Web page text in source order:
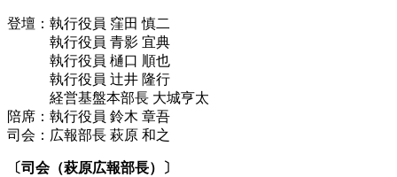
登壇：執行役員 窪田 慎二
執行役員 青影 宜典
執行役員 樋口 順也
執行役員 辻井 隆行
経営基盤本部長 大城亨太
陪席：執行役員 鈴木 章吾
司会：広報部長 萩原 和之
〔司会（萩原広報部長）〕